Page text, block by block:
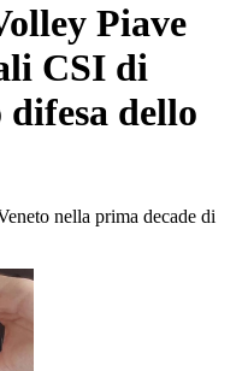
Piave
CSI di
dello
nella prima decade di